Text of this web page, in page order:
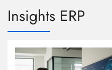
Insights ERP